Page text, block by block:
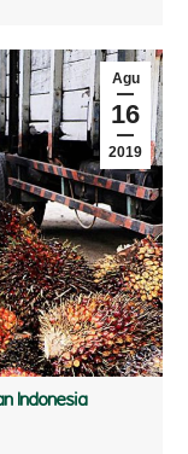
Agu
16
2019
Indonesia